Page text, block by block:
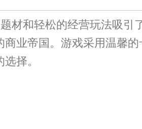
材和轻松的经营玩法吸
业帝国。游戏采用温馨
择。